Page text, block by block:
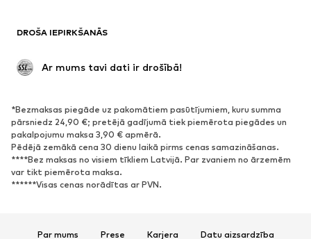
Svinības
Ekskluzīvi
APAVI
Jaunumi
Šobrīd populāri
Brīvā laika apavi
Puszābaki
Augstpapēžu apavi
Zābaki
DROŠA IEPIRKŠANĀS
Ar mums tavi dati ir drošībā!
*Bezmaksas piegāde uz pakomātiem pasūtījumiem, kuru summa
pārsniedz 24,90 €; pretējā gadījumā tiek piemērota piegādes un
pakalpojumu maksa 3,90 € apmērā.
Pēdējā zemākā cena 30 dienu laikā pirms cenas samazināšanas.
****Bez maksas no visiem tīkliem Latvijā. Par zvaniem no ārzemēm
var tikt piemērota maksa.
******Visas cenas norādītas ar PVN.
Par mums Prese Karjera Datu aizsardzība